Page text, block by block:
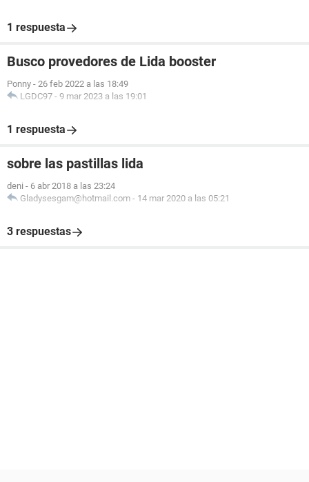
1 respuesta
Busco provedores de Lida booster
Ponny - 26 feb 2022 a las 18:49
LGDC97 - 9 mar 2023 a las 19:01
1 respuesta
sobre las pastillas lida
deni - 6 abr 2018 a las 23:24
Gladysesgam@hotmail.com - 14 mar 2020 a las 05:21
3 respuestas